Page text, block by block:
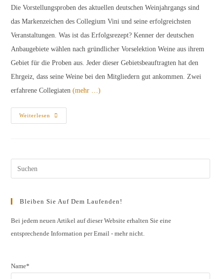
Die Vorstellungsproben des aktuellen deutschen Weinjahrgangs sind
das Markenzeichen des Collegium Vini und seine erfolgreichsten
Veranstaltungen. Was ist das Erfolgsrezept? Kenner der deutschen
Anbaugebiete wählen nach gründlicher Vorselektion Weine aus ihrem
Gebiet für die Proben aus. Jeder dieser Gebietsbeauftragten hat den
Ehrgeiz, dass seine Weine bei den Mitgliedern gut ankommen. Zwei
erfahrene Collegiaten(mehr …)
Weiterlesen
Vorstellungsproben
Des
7.11.2011
Bleiben Sie Auf Dem Laufenden!
Bei jedem neuen Artikel auf dieser Website erhalten Sie eine
entsprechende Information per Email - mehr nicht.
Name*